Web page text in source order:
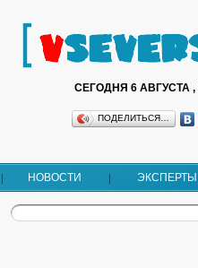
СЕГОДНЯ 6 АВГУСТА ,
ПОДЕЛИТЬСЯ…
НОВОСТИ ЭКСПЕРТЫ